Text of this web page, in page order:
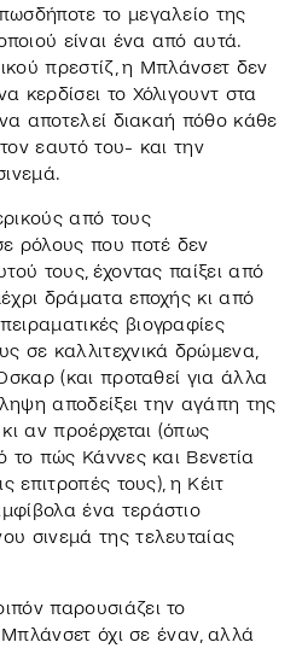
το μεγαλείο της
είναι ένα από αυτά.
πρεστίζ, η Μπλάνσετ δεν
κερδίσει το Χόλιγουντ στα
αποτελεί διακαή πόθο κάθε
εαυτό του- και την
από τους
ρόλους που ποτέ δεν
τους, έχοντας παίξει από
δράματα εποχής κι από
βιογραφίες
σε καλλιτεχνικά δρώμενα,
(και προταθεί για άλλα
αποδείξει την αγάπη της
αν προέρχεται (όπως
το πώς Κάννες και Βενετία
επιτροπές τους), η Κέιτ
ένα τεράστιο
σινεμά της τελευταίας
παρουσιάζει το
όχι σε έναν, αλλά